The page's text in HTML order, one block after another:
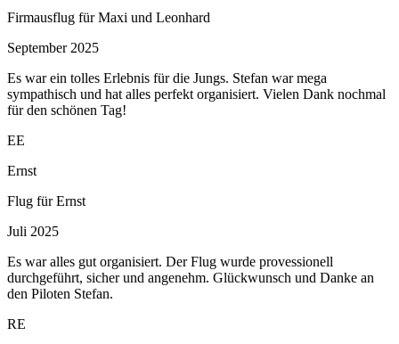
Firmausflug für Maxi und Leonhard
September 2025
Es war ein tolles Erlebnis für die Jungs. Stefan war mega
sympathisch und hat alles perfekt organisiert. Vielen Dank nochmal
für den schönen Tag!
EE
Ernst
Flug für Ernst
Juli 2025
Es war alles gut organisiert. Der Flug wurde provessionell
durchgeführt, sicher und angenehm. Glückwunsch und Danke an
den Piloten Stefan.
RE